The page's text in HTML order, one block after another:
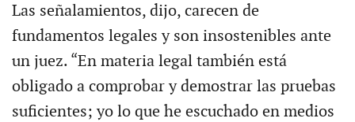
Las señalamientos, dijo, carecen de
fundamentos legales y son insostenibles ante
un juez. “En materia legal también está
obligado a comprobar y demostrar las pruebas
suficientes; yo lo que he escuchado en medios